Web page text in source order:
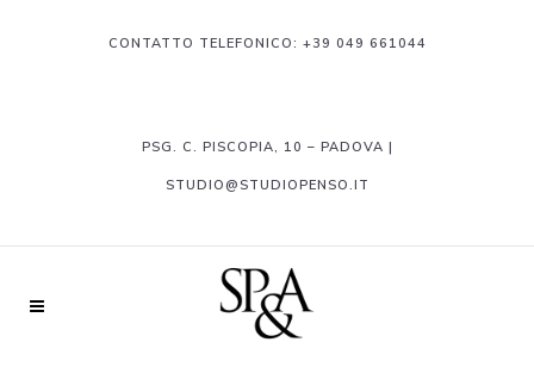
CONTATTO TELEFONICO: +39 049 661044
PSG. C. PISCOPIA, 10 – PADOVA |
STUDIO@STUDIOPENSO.IT